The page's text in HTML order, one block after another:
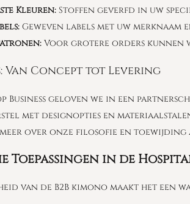
Kleuren: Stoffen geverfd in uw
Geweven labels met uw
Voor grotere orders kunnen
Van Concept tot Levering
Business geloven we in een
met designopties en
meer over onze filosofie en
Toepassingen in de
van de B2B kimono maakt het